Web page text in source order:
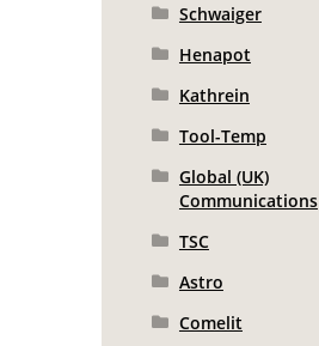
Schwaiger
Henapot
Kathrein
Tool-Temp
Global (UK)
Communications
TSC
Astro
Comelit